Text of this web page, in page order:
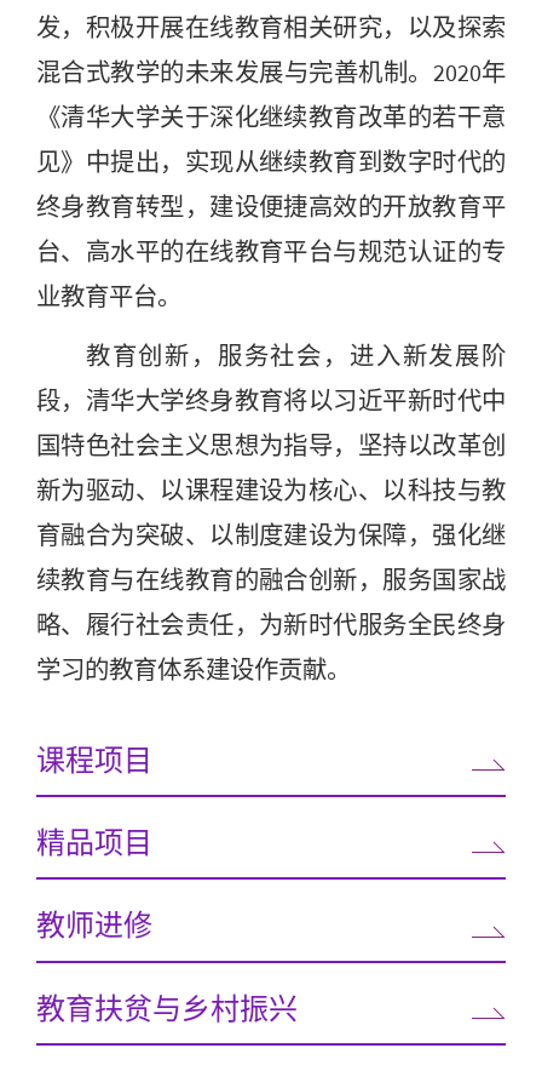
发，积极开展在线教育相关研究，以及探索
混合式教学的未来发展与完善机制。2020年
《清华大学关于深化继续教育改革的若干意
见》中提出，实现从继续教育到数字时代的
终身教育转型，建设便捷高效的开放教育平
台、高水平的在线教育平台与规范认证的专
业教育平台。
教育创新，服务社会，进入新发展阶
段，清华大学终身教育将以习近平新时代中
国特色社会主义思想为指导，坚持以改革创
新为驱动、以课程建设为核心、以科技与教
育融合为突破、以制度建设为保障，强化继
续教育与在线教育的融合创新，服务国家战
略、履行社会责任，为新时代服务全民终身
学习的教育体系建设作贡献。
课程项目
精品项目
教师进修
教育扶贫与乡村振兴